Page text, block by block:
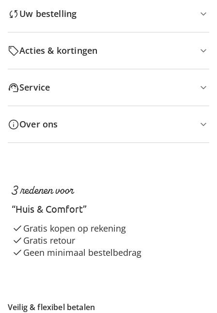
Uw bestelling
Acties & kortingen
Service
Over ons
Veilig & flexibel betalen
3 redenen voor
“Huis & Comfort”
Gratis kopen op rekening
Gratis retour
Geen minimaal bestelbedrag